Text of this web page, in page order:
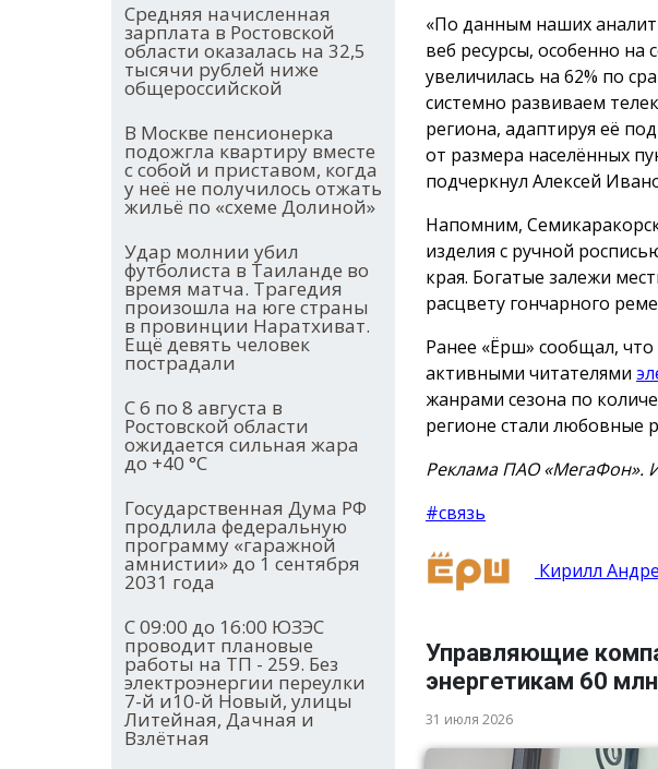
Средняя начисленная
зарплата в Ростовской
области оказалась на 32,5
тысячи рублей ниже
общероссийской
В Москве пенсионерка
подожгла квартиру вместе
с собой и приставом, когда
у неё не получилось отжать
жильё по «схеме Долиной»
Удар молнии убил
футболиста в Таиланде во
время матча. Трагедия
произошла на юге страны
в провинции Наратхиват.
Ещё девять человек
пострадали
С 6 по 8 августа в
Ростовской области
ожидается сильная жара
до +40 °С
Государственная Дума РФ
продлила федеральную
программу «гаражной
амнистии» до 1 сентября
2031 года
С 09:00 до 16:00 ЮЗЭС
проводит плановые
работы на ТП - 259. Без
электроэнергии переулки
7-й и10-й Новый, улицы
Литейная, Дачная и
Взлётная
«По данным наших
веб ресурсы, особенно
увеличилась на 62% по
системно развиваем
региона, адаптируя её
от размера населённых
подчеркнул Алексей
Напомним,
изделия с ручной
края. Богатые залежи
расцвету гончарного
Ранее «Ёрш» сообщал,
активными читателями
жанрами сезона по
регионе стали любовные
Реклама ПАО «МегаФон».
#связь
Кирилл
Управляющие
энергетикам 60
31 июля 2026